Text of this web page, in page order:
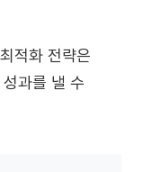
적화 전략은
과를 낼 수